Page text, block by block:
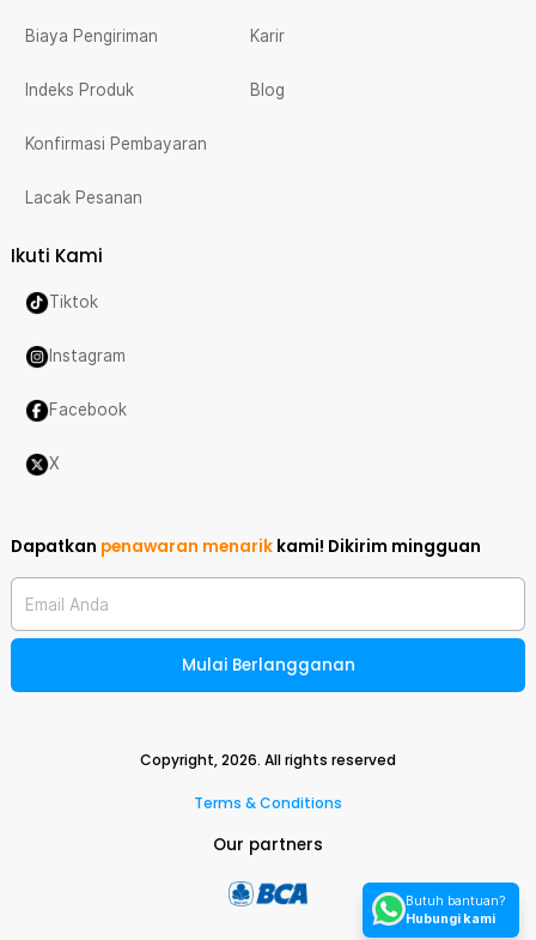
Biaya Pengiriman
Indeks Produk
Konfirmasi Pembayaran
Lacak Pesanan
Karir
Blog
Ikuti Kami
Tiktok
Instagram
Facebook
X
Dapatkan penawaran menarik kami! Dikirim mingguan
Email Anda
Mulai Berlangganan
Copyright,2026. All rights reserved
Terms & Conditions
Our partners
Butuh bantuan?
Hubungi kami